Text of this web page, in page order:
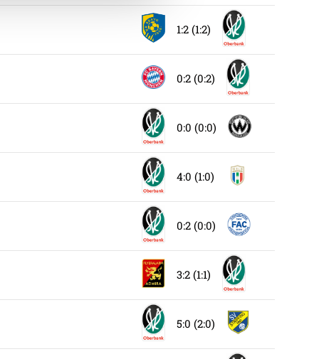
1:2 (1:2)
0:2 (0:2)
0:0 (0:0)
4:0 (1:0)
0:2 (0:0)
3:2 (1:1)
5:0 (2:0)